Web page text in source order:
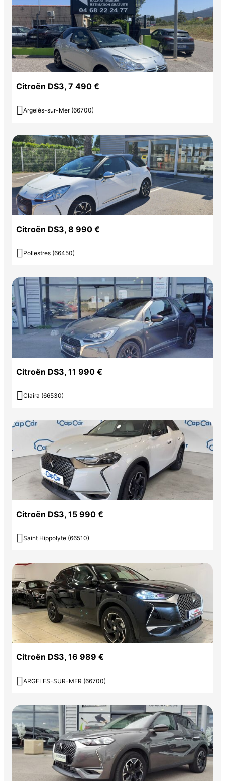
Citroën DS3, 7 490 €
 Argelès-sur-Mer (66700)
Citroën DS3, 8 990 €
 Pollestres (66450)
Citroën DS3, 11 990 €
 Claira (66530)
Citroën DS3, 15 990 €
 Saint Hippolyte (66510)
Citroën DS3, 16 989 €
 ARGELES-SUR-MER (66700)